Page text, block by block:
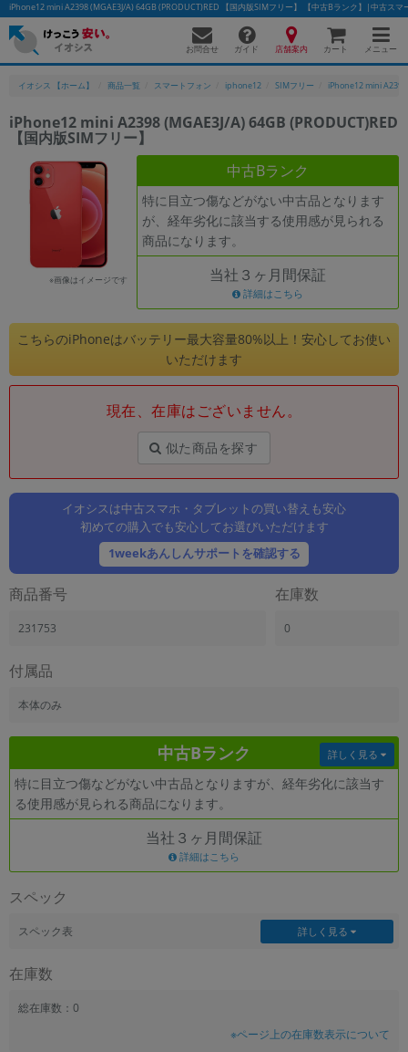
iPhone12 mini A2398 (MGAE3J/A) 64GB (PRODUCT)RED 【国内版SIMフリー】 【中古Bランク】|中古スマ
お問合せ ガイド 店舗案内 カート メニュー
イオシス 【ホーム】 商品一覧 スマートフォン iphone12 SIMフリー iPhone12 mini A2398
iPhone12 mini A2398 (MGAE3J/A) 64GB (PRODUCT)RED
【国内版SIMフリー】
※画像はイメージです
中古Bランク
特に目立つ傷などがない中古品となります
が、経年劣化に該当する使用感が見られる
商品になります。
当社３ヶ月間保証
詳細はこちら
こちらのiPhoneはバッテリー最大容量80%以上！安心してお使い
いただけます
現在、在庫はございません。
似た商品を探す
イオシスは中古スマホ・タブレットの買い替えも安心
初めての購入でも安心してお選びいただけます
1weekあんしんサポートを確認する
商品番号
231753
在庫数
0
付属品
本体のみ
中古Bランク
特に目立つ傷などがない中古品となりますが、経年劣化に該当す
る使用感が見られる商品になります。
詳しく見る
当社３ヶ月間保証
詳細はこちら
スペック
スペック表 詳しく見る
在庫数
総在庫数：0
※ページ上の在庫数表示について
かんたんパソコン検索に切り替える
フリーワード
除外ワード
人気の検索ワード： Let's note
「スマートフォン」「タブレット」など
シリーズ
「iPhone」「Xperia」「Galaxy」など
「Apple」「SONY」「SHARP」など
機能・特徴
商品の搭載機能による絞り込み
「5G対応」「防水」「ワンセグ」など
ドライブ
ドライブの絞り込み
ランク
「新品」「未使用」「中古」など
CPU
OSの絞り込み
メモリ